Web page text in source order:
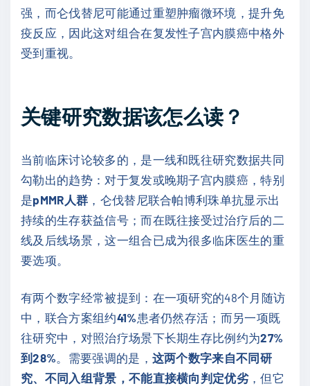
强，而仑伐替尼可能通过重塑肿瘤微环境，提升免
疫反应，因此这对组合在复发性子宫内膜癌中格外
受到重视。
关键研究数据该怎么读？
当前临床讨论较多的，是一线和既往研究数据共同
勾勒出的趋势：对于复发或晚期子宫内膜癌，特别
是pMMR人群 ，仑伐替尼联合帕博利珠单抗显示出
持续的生存获益信号；而在既往接受过治疗后的二
线及后线场景，这一组合已成为很多临床医生的重
要选项。
有两个数字经常被提到：在一项研究的48个月随访
中，联合方案组约41%患者仍然存活；而另一项既
往研究中，对照治疗场景下长期生存比例约为27%
到28%。需要强调的是， 这两个数字来自不同研
究、不同入组背景，不能直接横向判定优劣，但它